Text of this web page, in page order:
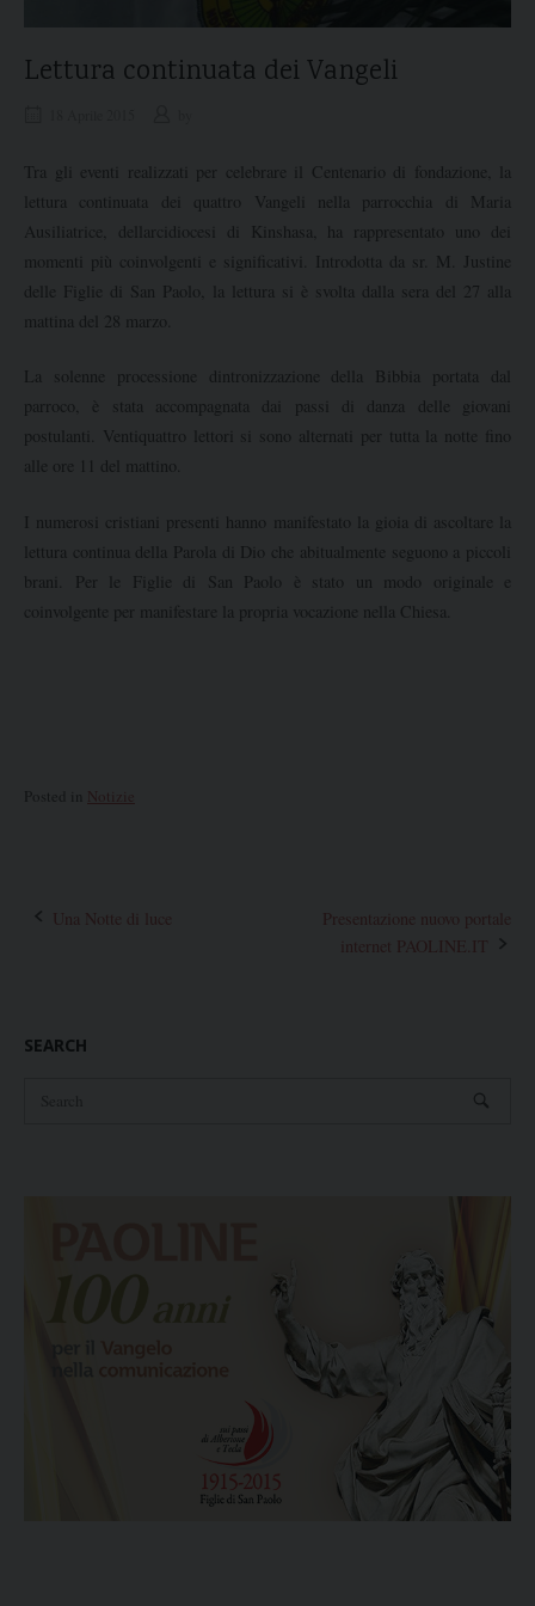
Lettura continuata dei Vangeli
Tra gli eventi realizzati per celebrare il Centenario di fondazione, la
lettura continuata dei quattro Vangeli nella parrocchia di Maria
Ausiliatrice, dellarcidiocesi di Kinshasa, ha rappresentato uno dei
momenti più coinvolgenti e significativi. Introdotta da sr. M. Justine
delle Figlie di San Paolo, la lettura si è svolta dalla sera del 27 alla
mattina del 28 marzo.
La solenne processione dintronizzazione della Bibbia portata dal
parroco, è stata accompagnata dai passi di danza delle giovani
postulanti. Ventiquattro lettori si sono alternati per tutta la notte fino
alle ore 11 del mattino.
I numerosi cristiani presenti hanno manifestato la gioia di ascoltare la
lettura continua della Parola di Dio che abitualmente seguono a piccoli
brani. Per le Figlie di San Paolo è stato un modo originale e
coinvolgente per manifestare la propria vocazione nella Chiesa.
Posted in Notizie
PostUna Notte di luce
Presentazione nuovo portale
internet PAOLINE.IT
SEARCH